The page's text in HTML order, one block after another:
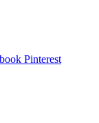
Pinterest